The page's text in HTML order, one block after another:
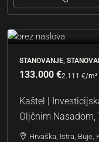
STANOVANJE,
133.000 €2.111 €/m²
Kaštel |
Oljčnim Nasadom,
Hrvaška, Istra, Buje,